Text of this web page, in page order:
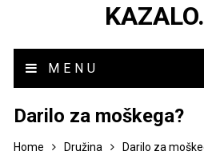
MENU
Darilo za moškega?
Home Družina Darilo za